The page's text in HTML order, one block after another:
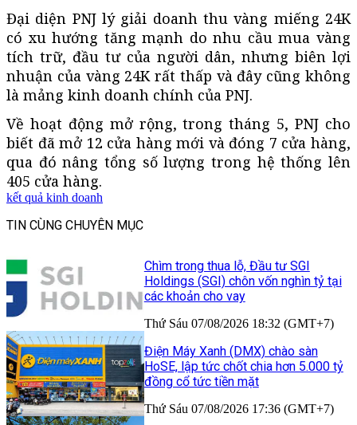
Đại diện PNJ lý giải doanh thu vàng miếng 24K
có xu hướng tăng mạnh do nhu cầu mua vàng
tích trữ, đầu tư của người dân, nhưng biên lợi
nhuận của vàng 24K rất thấp và đây cũng không
là mảng kinh doanh chính của PNJ.
Về hoạt động mở rộng, trong tháng 5, PNJ cho
biết đã mở 12 cửa hàng mới và đóng 7 cửa hàng,
qua đó nâng tổng số lượng trong hệ thống lên
405 cửa hàng.
kết quả kinh doanh
TIN CÙNG CHUYÊN MỤC
Chìm trong thua lỗ, Đầu tư SGI
Holdings (SGI) chôn vốn nghìn tỷ tại
các khoản cho vay
Thứ Sáu 07/08/2026 18:32 (GMT+7)
Điện Máy Xanh (DMX) chào sàn
HoSE, lập tức chốt chia hơn 5.000 tỷ
đồng cổ tức tiền mặt
Thứ Sáu 07/08/2026 17:36 (GMT+7)